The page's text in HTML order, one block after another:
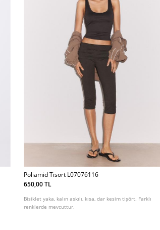
Poliamid Tisort L07076116
650,00 TL
Bisiklet yaka, kalın askılı, kısa, dar kesim tişört. Farklı
renklerde mevcuttur.